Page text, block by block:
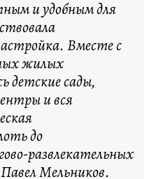
и удобным для
Вместе с
жилых
детские сады,
и вся
до
развлекательных
Мельников.